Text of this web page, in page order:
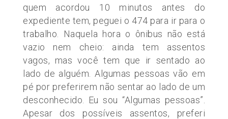
quem acordou 10 minutos antes do
expediente tem, peguei o 474 para ir para o
trabalho. Naquela hora o ônibus não está
vazio nem cheio: ainda tem assentos
vagos, mas você tem que ir sentado ao
lado de alguém. Algumas pessoas vão em
pé por preferirem não sentar ao lado de um
desconhecido. Eu sou “Algumas pessoas”.
Apesar dos possíveis assentos, preferi